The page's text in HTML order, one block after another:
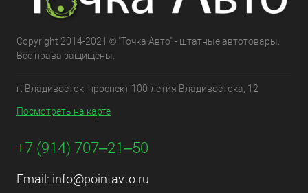
Copyright 2014-2021 © "Точка Авто" - штатные автотовары.
Все права защищены.
г. Владивосток, проспект 100-летия Владивостока, 12
Посмотреть на карте
+7 (914) 707‒21‒50
Email: info@pointavto.ru